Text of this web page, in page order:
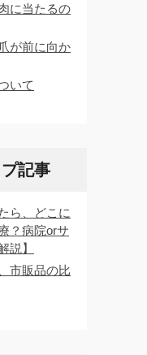
に当たるの
が前に向か
いて
記事
ら、どこに
？病院orサ
説】
市販品の比